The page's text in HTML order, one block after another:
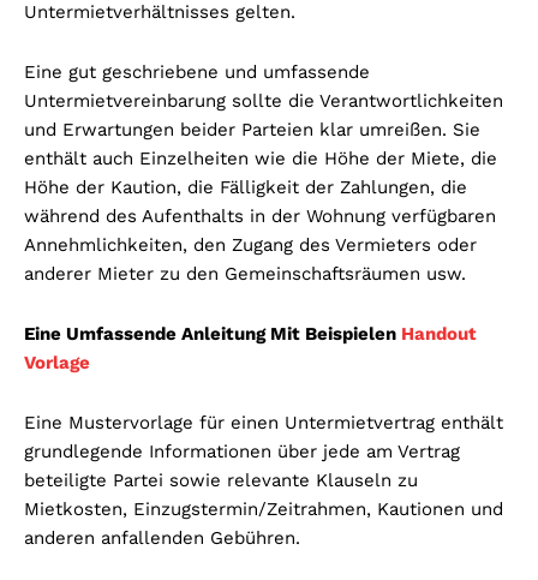
Untermietverhältnisses gelten.
Eine gut geschriebene und umfassende
Untermietvereinbarung sollte die Verantwortlichkeiten
und Erwartungen beider Parteien klar umreißen. Sie
enthält auch Einzelheiten wie die Höhe der Miete, die
Höhe der Kaution, die Fälligkeit der Zahlungen, die
während des Aufenthalts in der Wohnung verfügbaren
Annehmlichkeiten, den Zugang des Vermieters oder
anderer Mieter zu den Gemeinschaftsräumen usw.
Eine Umfassende Anleitung Mit Beispielen Handout
Vorlage
Eine Mustervorlage für einen Untermietvertrag enthält
grundlegende Informationen über jede am Vertrag
beteiligte Partei sowie relevante Klauseln zu
Mietkosten, Einzugstermin/Zeitrahmen, Kautionen und
anderen anfallenden Gebühren.